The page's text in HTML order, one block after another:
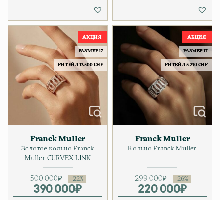
РАЗМЕР 17
РИТЕЙЛ 12.500 CHF
Franck Muller
Золотое кольцо Franck
Muller CURVEX LINK
500 000₽
Первоначальная цена
390 000₽
Текущая цена: 390 000₽.
РАЗМЕР 17
РИТЕЙЛ 5.290 CHF
Franck Muller
Кольцо Franck Muller
299 000₽
220 000₽
Текущая